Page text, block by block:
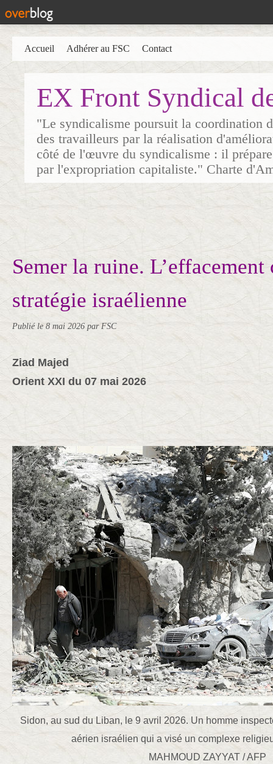
EX Front Syndical
"Le syndicalisme poursuit la coordination
des travailleurs par la réalisation
côté de l'œuvre du syndicalisme : il
par l'expropriation capitaliste." Charte
Accueil Adhérer au FSC Contact
Semer la ruine. L’effacement
stratégie israélienne
Publié le 8 mai 2026 par FSC
Ziad Majed
Orient XXI du 07 mai 2026
Sidon, au sud du Liban, le 9 avril 2026. Un homme
aérien israélien qui a visé un complexe
MAHMOUD ZAYYAT / AFP